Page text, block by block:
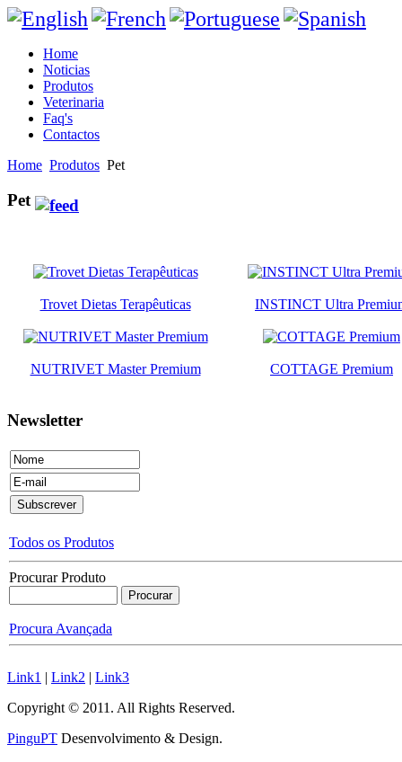
Home
Noticias
Produtos
Veterinaria
Faq's
Contactos
Home Produtos Pet
Pet
Trovet Dietas Terapêuticas INSTINCT Ultra
NUTRIVET Master Premium COTTAGE Premium
Newsletter
Todos os Produtos
Procurar Produto
Procura Avançada
Link1 | Link2 | Link3
Copyright © 2011. All Rights Reserved.
PinguPT Desenvolvimento & Design.